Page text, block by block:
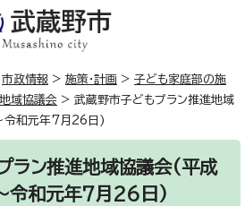
市政情報 > 施策・計画 > 子ども家庭部の施
域協議会 > 武蔵野市子どもプラン推進地域
和元年7月26日)
ラン推進地域協議会(平成
令和元年7月26日)